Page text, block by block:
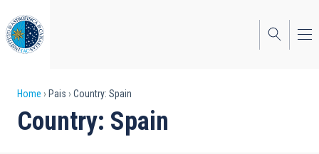
to
main
content
Breadcrumb
Home Pais Country: Spain
Country: Spain